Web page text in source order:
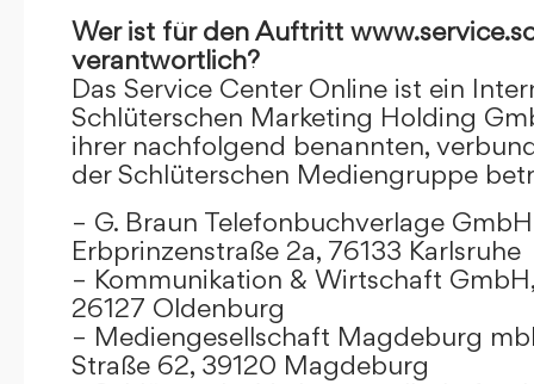
Wer ist für den Auftritt
verantwortlich?
Das Service Center Online ist ein
Schlüterschen Marketing Holding
ihrer nachfolgend benannten,
der Schlüterschen Mediengruppe
– G. Braun Telefonbuchverlage GmbH
Erbprinzenstraße 2a, 76133 Karlsruhe
– Kommunikation & Wirtschaft
26127 Oldenburg
– Mediengesellschaft Magdeburg
Straße 62, 39120 Magdeburg